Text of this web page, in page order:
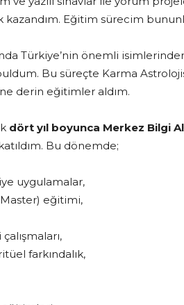
Eğitim sürecim bununla
Türkiye’nin önemli
Bu süreçte Karma
derin eğitimler aldım.
dört yıl boyunca Merkez Bilgi
Bu dönemde;
uygulamalar,
eğitimi,
farkındalık,